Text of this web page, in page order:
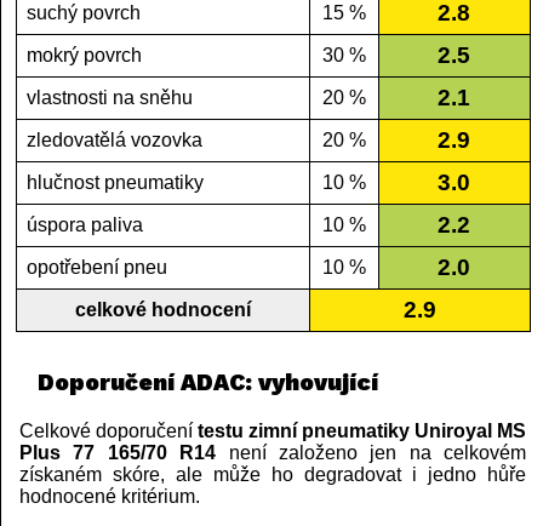
suchý povrch
15 % 2.8
mokrý povrch 30 % 2.5
vlastnosti na sněhu 20 % 2.1
zledovatělá vozovka 20 % 2.9
hlučnost pneumatiky 10 % 3.0
úspora paliva 10 % 2.2
opotřebení pneu 10 % 2.0
celkové hodnocení 2.9
Doporučení ADAC: vyhovující
Celkové doporučení testu zimní pneumatiky Uniroyal MS
Plus 77 165/70 R14 není založeno jen na celkovém
získaném skóre, ale může ho degradovat i jedno hůře
hodnocené kritérium.